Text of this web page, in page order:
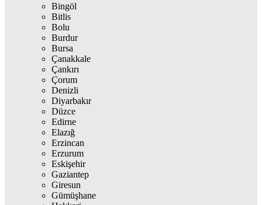
Bingöl
Bitlis
Bolu
Burdur
Bursa
Çanakkale
Çankırı
Çorum
Denizli
Diyarbakır
Düzce
Edirne
Elazığ
Erzincan
Erzurum
Eskişehir
Gaziantep
Giresun
Gümüşhane